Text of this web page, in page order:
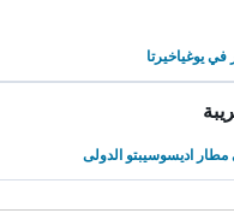
يوغياخيرتا
اديسوسيبتو الدولى